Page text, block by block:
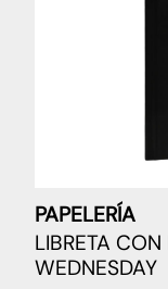
PAPELERÍA
LIBRETA CON
WEDNESDAY